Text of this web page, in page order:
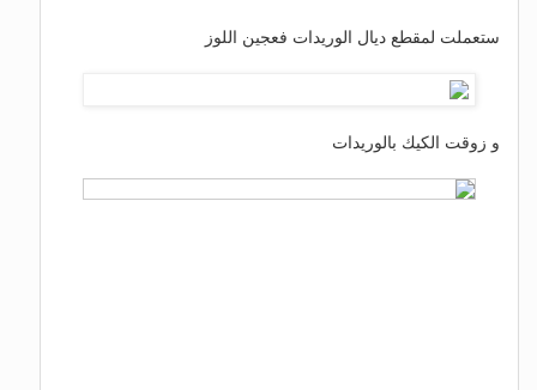
ستعملت لمقطع ديال الوريدات فعجين اللوز
و زوقت الكيك بالوريدات